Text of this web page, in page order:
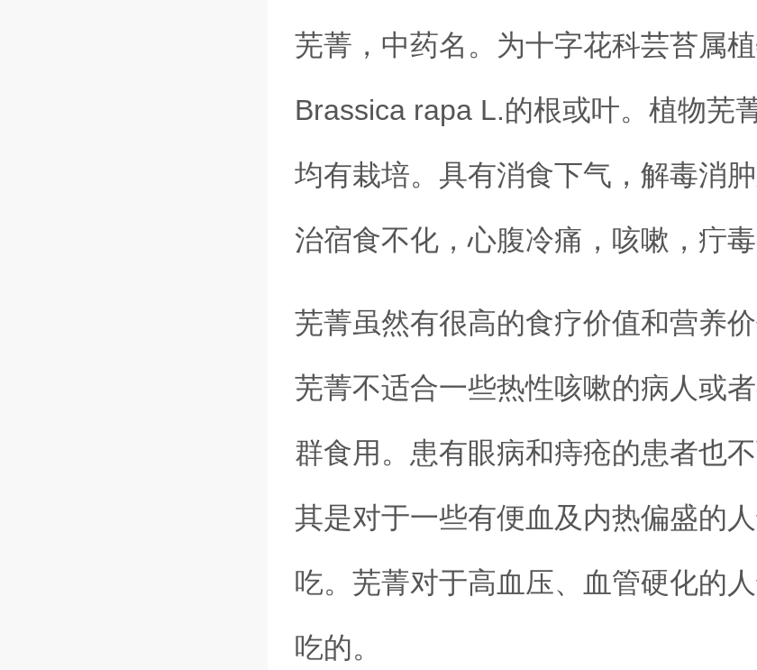
芜菁，中药名。为十字花科芸苔属
Brassica rapa L.的根或叶。植物芜
均有栽培。具有消食下气，解毒消
治宿食不化，心腹冷痛，咳嗽，疔毒
芜菁虽然有很高的食疗价值和营养价
芜菁不适合一些热性咳嗽的病人或
群食用。患有眼病和痔疮的患者也
其是对于一些有便血及内热偏盛的
吃。芜菁对于高血压、血管硬化的
吃的。